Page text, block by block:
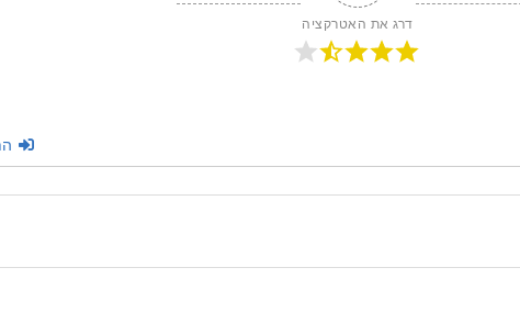
דרג את האטרקציה